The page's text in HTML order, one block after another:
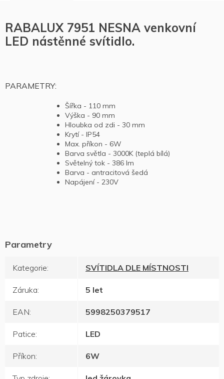
RABALUX 7951 NESNA venkovní
LED nástěnné svítidlo.
PARAMETRY:
Šířka - 110 mm
Výška - 90 mm
Hloubka od zdi - 30 mm
Krytí - IP54
Max. příkon - 6W
Barva světla - 3000K (teplá bílá)
Světelný tok - 386 lm
Barva - antracitová šedá
Napájení - 230V
Kategorie: SVÍTIDLA DLE MÍSTNOSTI
Záruka: 5 let
EAN: 5998250379517
Patice: LED
Příkon: 6W